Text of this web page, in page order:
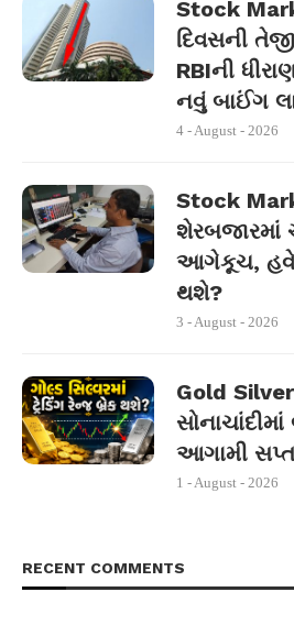
Stock
દિવસની
RBIની
નવું બાઈંગ
4 - August - 2026
Stock
શેરબજારમાં
આગેકૂચ, હવે
થશે?
3 - August - 2026
Gold
આગામી
1 - August - 2026
RECENT COMMENTS